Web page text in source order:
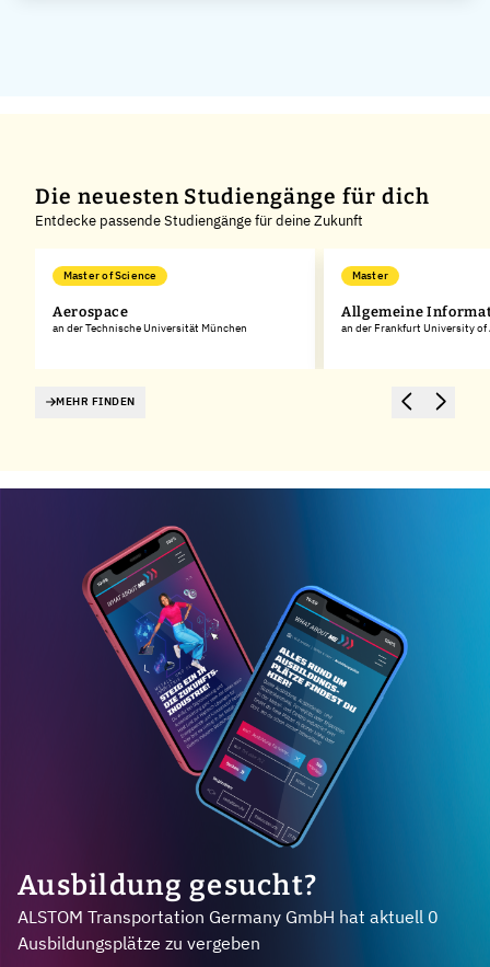
Die neuesten Studiengänge für dich
Entdecke passende Studiengänge für deine Zukunft
Master of Science
Aerospace
an der Technische Universität München
Master
Allgemeine
an der Frankfurt University of
MEHR FINDEN
Ausbildung gesucht?
ALSTOM Transportation Germany GmbH hat aktuell 0
Ausbildungsplätze zu vergeben